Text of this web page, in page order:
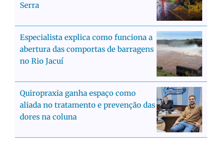
Serra
Especialista explica como funciona a
abertura das comportas de barragens
no Rio Jacuí
Quiropraxia ganha espaço como
aliada no tratamento e prevenção das
dores na coluna